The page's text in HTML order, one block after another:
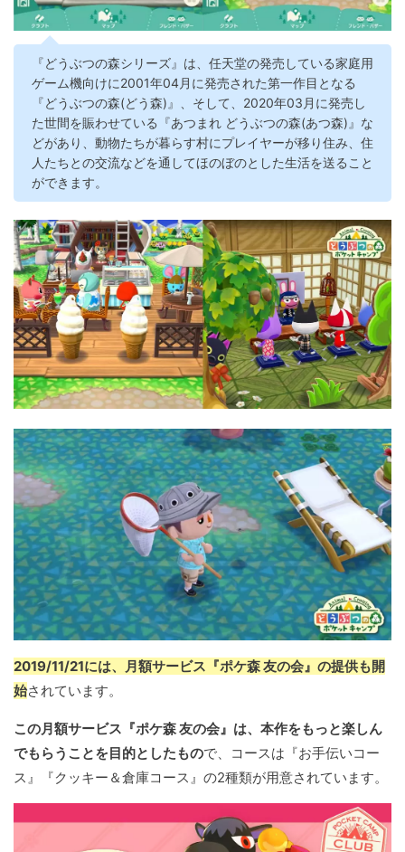
『どうぶつの森シリーズ』は、任天堂の発売している家庭用
ゲーム機向けに2001年04月に発売された第一作目となる
『どうぶつの森(どう森)』、そして、2020年03月に発売し
た世間を賑わせている『あつまれ どうぶつの森(あつ森)』な
どがあり、動物たちが暮らす村にプレイヤーが移り住み、住
人たちとの交流などを通してほのぼのとした生活を送ること
ができます。
2019/11/21には、月額サービス『ポケ森 友の会』の提供も開
始されています。
この月額サービス『ポケ森 友の会』は、本作をもっと楽しん
でもらうことを目的としたもので、コースは『お手伝いコー
ス』『クッキー＆倉庫コース』の2種類が用意されています。